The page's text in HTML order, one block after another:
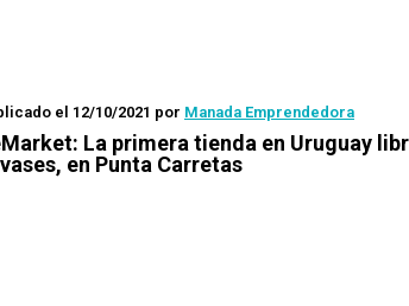
el 12/10/2021 por Manada Emprendedora
La primera tienda en Uruguay
en Punta Carretas